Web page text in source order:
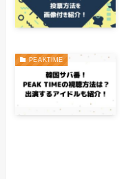
PEAKTIME